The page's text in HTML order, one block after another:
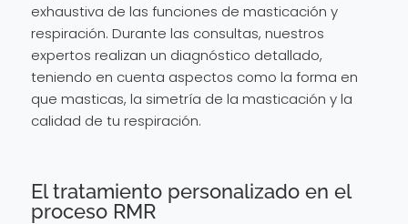
exhaustiva de las funciones de masticación y
respiración. Durante las consultas, nuestros
expertos realizan un diagnóstico detallado,
teniendo en cuenta aspectos como la forma en
que masticas, la simetría de la masticación y la
calidad de tu respiración.
El tratamiento personalizado en el
proceso RMR